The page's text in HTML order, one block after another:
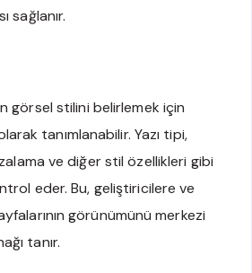
sağlanır.
görsel stilini belirlemek için
tanımlanabilir. Yazı tipi,
ve diğer stil özellikleri gibi
eder. Bu, geliştiricilere ve
görünümünü merkezi
tanır.